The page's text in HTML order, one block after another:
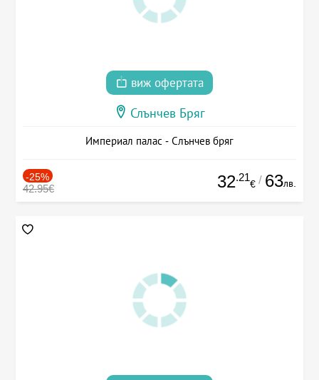
виж офертата
Слънчев Бряг
Империал палас - Слънчев бряг
-25%
42.95€ 32.21
€ / 63лв.